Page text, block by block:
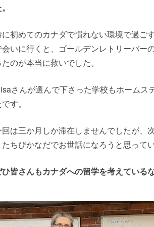
初めてのカナダで慣れない環境で過ご
会いに行くと、ゴールデンレトリーバー
たのが本当に救いでした。
さんが選んで下さった学校もホームス
す。
は三か月しか滞在しませんでしたが、
たちびかなだでお世話になろうと思ってい
皆さんもカナダへの留学を考えている